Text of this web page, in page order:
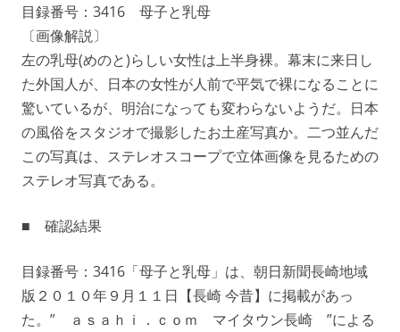
目録番号：3416 母子と乳母
〔画像解説〕
左の乳母(めのと)らしい女性は上半身裸。幕末に来日し
た外国人が、日本の女性が人前で平気で裸になることに
驚いているが、明治になっても変わらないようだ。日本
の風俗をスタジオで撮影したお土産写真か。二つ並んだ
この写真は、ステレオスコープで立体画像を見るための
ステレオ写真である。
■ 確認結果
目録番号：3416「母子と乳母」は、朝日新聞長崎地域
版２０１０年９月１１日【長崎 今昔】に掲載があっ
た。” ａｓａｈｉ．ｃｏｍ マイタウン長崎 ”による